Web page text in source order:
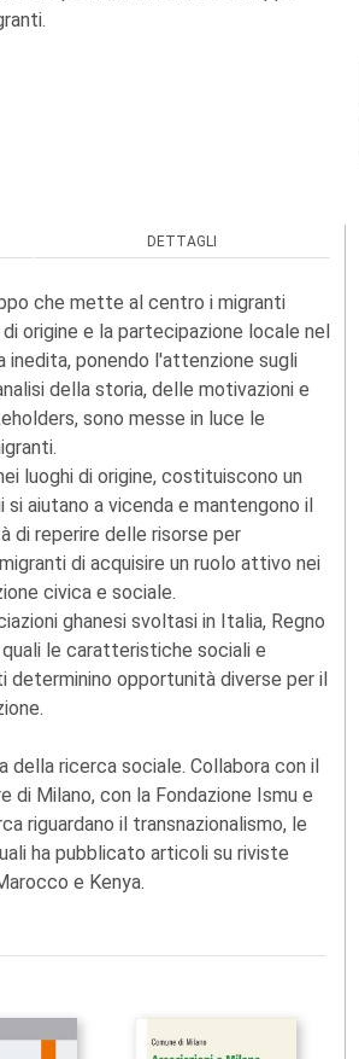
DETTAGLI
che mette al centro i migranti
origine e la partecipazione locale nel
inedita, ponendo l'attenzione sugli
della storia, delle motivazioni e
sono messe in luce le
luoghi di origine, costituiscono un
aiutano a vicenda e mantengono il
di reperire delle risorse per
di acquisire un ruolo attivo nei
civica e sociale.
ghanesi svoltasi in Italia, Regno
le caratteristiche sociali e
opportunità diverse per il
ricerca sociale. Collabora con il
Milano, con la Fondazione Ismu e
riguardano il transnazionalismo, le
ha pubblicato articoli su riviste
e Kenya.